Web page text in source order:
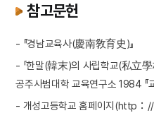
참고문헌
- 『경남교육사(慶南敎育史)』
- 「한말(韓末)의 사립학교(私立
공주사범대학 교육연구소 1984 『
- 개성고등학교 홈페이지(http